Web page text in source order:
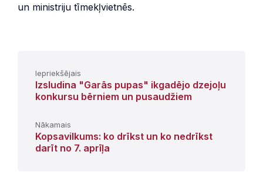
un ministriju tīmekļvietnēs.
Iepriekšējais
Izsludina "Garās pupas" ikgadējo dzejoļu
konkursu bērniem un pusaudžiem
Nākamais
Kopsavilkums: ko drīkst un ko nedrīkst
darīt no 7. aprīļa